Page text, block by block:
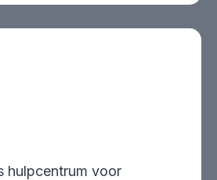
hulpcentrum voor